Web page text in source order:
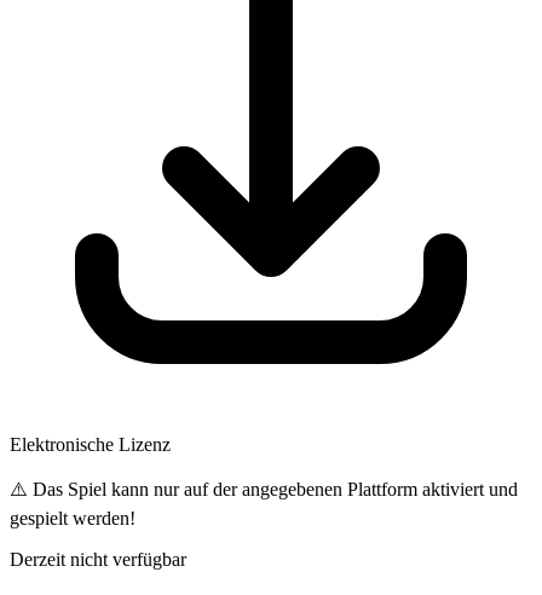
Elektronische Lizenz
⚠️ Das Spiel kann nur auf der angegebenen Plattform aktiviert und
gespielt werden!
Derzeit nicht verfügbar